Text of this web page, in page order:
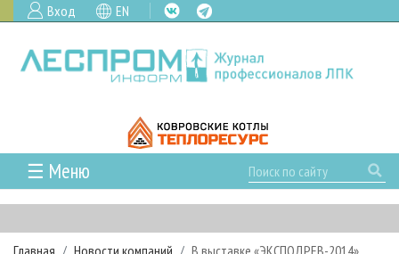
Вход EN
☰ Меню
ГЛАВНАЯ
РУБРИКИ И ТЕМЫ